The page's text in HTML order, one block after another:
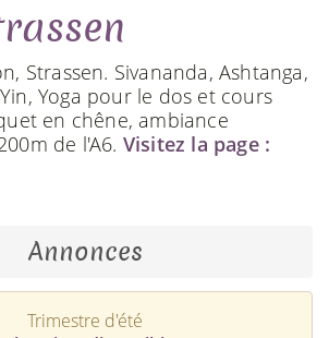
Strassen. Sivananda, Ashtanga,
Yoga pour le dos et cours
en chêne, ambiance
de l'A6. Visitez la page :
Annonces
Trimestre d'été